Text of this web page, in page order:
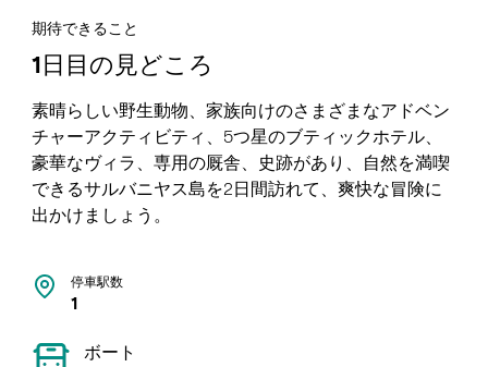
期待できること
1日目の見どころ
素晴らしい野生動物、家族向けのさまざまなアドベン
チャーアクティビティ、5つ星のブティックホテル、
豪華なヴィラ、専用の厩舎、史跡があり、自然を満喫
できるサルバニヤス島を2日間訪れて、爽快な冒険に
出かけましょう。
停車駅数
1
ボート